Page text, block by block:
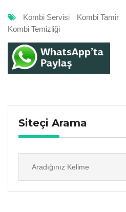
Kombi Servisi Kombi Tamir
Kombi Temizliği
Siteçi Arama